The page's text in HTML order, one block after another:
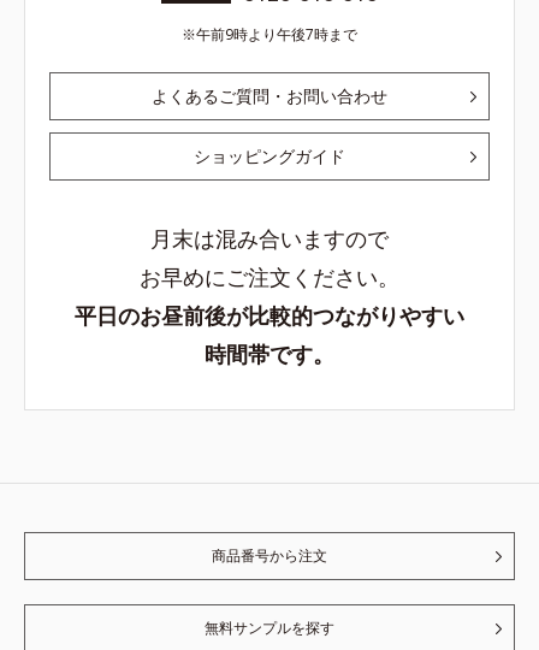
午前9時より午後7時まで
よくあるご質問・お問い合わせ
ショッピングガイド
月末は混み合いますので
お早めにご注文ください。
平日のお昼前後が比較的つながりやすい
時間帯です。
商品番号から注文
無料サンプルを探す